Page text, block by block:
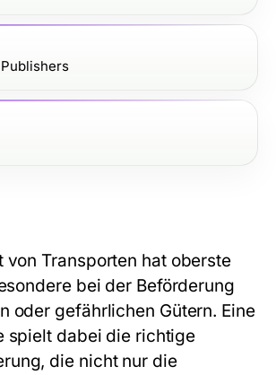
von Transporten hat oberste
bei der Beförderung
oder gefährlichen Gütern. Eine
spielt dabei die richtige
die nicht nur die